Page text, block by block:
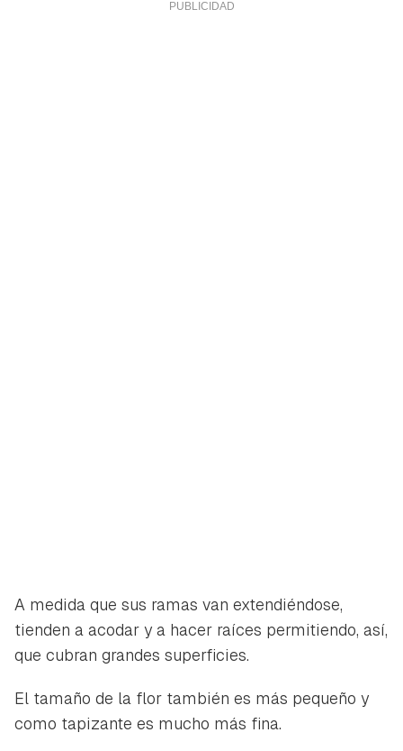
Para poder guardar como favorito, primero has de
iniciar sesión con tu cuenta de Hogarmanía.
A medida que sus ramas van extendiéndose,
tienden a acodar y a hacer raíces permitiendo, así,
que cubran grandes superficies.
El tamaño de la flor también es más pequeño y
como tapizante es mucho más fina.
Gracias por suscribirte a nuestro boletín.